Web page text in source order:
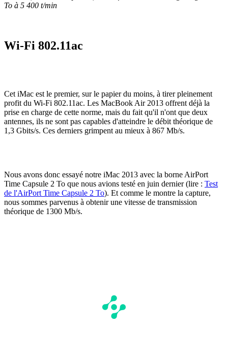
To à 5 400 t/min
Wi-Fi 802.11ac
Cet iMac est le premier, sur le papier du moins, à tirer pleinement
profit du Wi-Fi 802.11ac. Les MacBook Air 2013 offrent déjà la
prise en charge de cette norme, mais du fait qu'il n'ont que deux
antennes, ils ne sont pas capables d'atteindre le débit théorique de
1,3 Gbits/s. Ces derniers grimpent au mieux à 867 Mb/s.
Nous avons donc essayé notre iMac 2013 avec la borne AirPort
Time Capsule 2 To que nous avions testé en juin dernier (lire : Test
de l'AirPort Time Capsule 2 To). Et comme le montre la capture,
nous sommes parvenus à obtenir une vitesse de transmission
théorique de 1300 Mb/s.